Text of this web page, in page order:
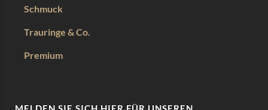
Schmuck
Trauringe & Co.
Premium